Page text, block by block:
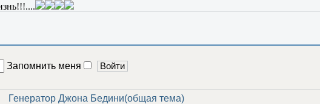
Запомнить меня
Генератор Джона Бедини(общая тема)